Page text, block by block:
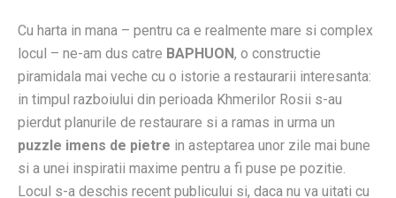
Cu harta in mana – pentru ca e realmente mare si complex
locul – ne-am dus catre BAPHUON, o constructie
piramidala mai veche cu o istorie a restaurarii interesanta:
in timpul razboiului din perioada Khmerilor Rosii s-au
pierdut planurile de restaurare si a ramas in urma un
puzzle imens de pietre in asteptarea unor zile mai bune
si a unei inspiratii maxime pentru a fi puse pe pozitie.
Locul s-a deschis recent publicului si, daca nu va uitati cu